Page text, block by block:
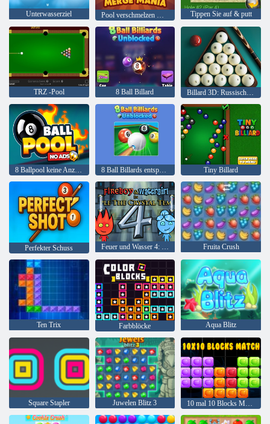
Unterwasserziel Tippen Sie auf & putt
TRZ -Pool 8 Ball Billard Billard 3D: Russische Pyramide
8 Ballpool keine Anzeigen 8 Ball Billards entsperren Tiny Billard
Perfekter Schuss Feuer und Wasser 4: Kristalltempel Fruita Crush
Ten Trix Farbblöcke Aqua Blitz
Square Stapler Juwelen Blitz 3 10 mal 10 Blocks Match